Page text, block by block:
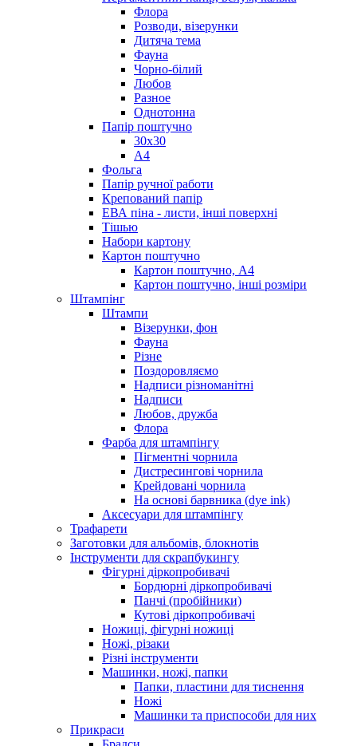
Флора
Розводи, візерунки
Дитяча тема
Фауна
Чорно-білий
Любов
Разное
Однотонна
Папір поштучно
30х30
А4
Фольга
Папір ручної работи
Крепований папір
ЕВА піна - листи, інші поверхні
Тішью
Набори картону
Картон поштучно
Картон поштучно, А4
Картон поштучно, інші розміри
Штампінг
Штампи
Візерунки, фон
Фауна
Різне
Поздоровляємо
Надписи різноманітні
Надписи
Любов, дружба
Флора
Фарба для штампінгу
Пігментні чорнила
Дистресингові чорнила
Крейдовані чорнила
На основі барвника (dye ink)
Аксесуари для штампінгу
Трафарети
Заготовки для альбомів, блокнотів
Інструменти для скрапбукингу
Фігурні діркопробивачі
Бордюрні діркопробивачі
Панчі (пробійники)
Кутові діркопробивачі
Ножиці, фігурні ножиці
Ножі, різаки
Різні інструменти
Машинки, ножі, папки
Папки, пластини для тиснення
Ножі
Машинки та приспособи для них
Прикраси